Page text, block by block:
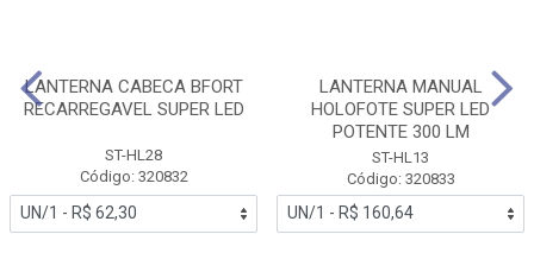
LANTERNA CABECA BFORT
RECARREGAVEL SUPER LED
ST-HL28
Código: 320832
LANTERNA MANUAL
HOLOFOTE SUPER LED
POTENTE 300 LM
ST-HL13
Código: 320833